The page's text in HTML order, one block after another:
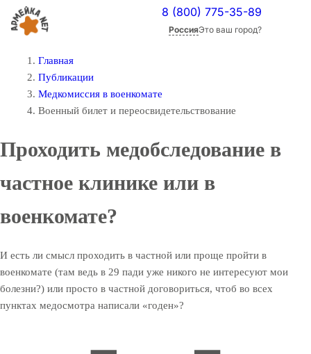
8 (800) 775-35-89
РоссияЭто ваш город?
Главная
Публикации
Медкомиссия в военкомате
Военный билет и переосвидетельствование
Проходить медобследование в
частное клинике или в
военкомате?
И есть ли смысл проходить в частной или проще пройти в
военкомате (там ведь в 29 пади уже никого не интересуют мои
болезни?) или просто в частной договориться, чтоб во всех
пунктах медосмотра написали «годен»?